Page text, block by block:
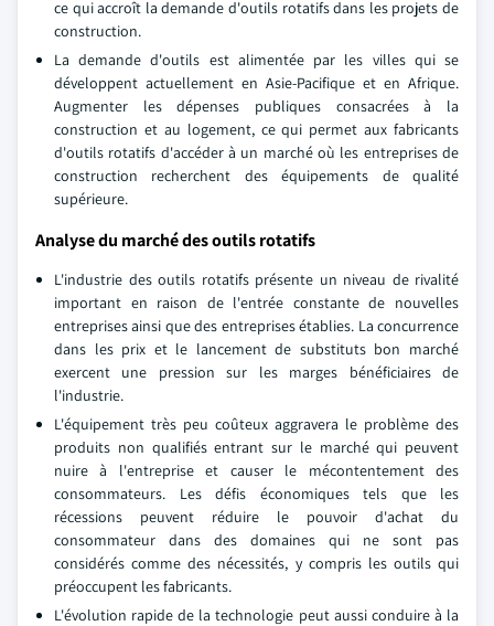
ce qui accroît la demande d'outils rotatifs dans les projets de
construction.
La demande d'outils est alimentée par les villes qui se
développent actuellement en Asie-Pacifique et en Afrique.
Augmenter les dépenses publiques consacrées à la
construction et au logement, ce qui permet aux fabricants
d'outils rotatifs d'accéder à un marché où les entreprises de
construction recherchent des équipements de qualité
supérieure.
Analyse du marché des outils rotatifs
L'industrie des outils rotatifs présente un niveau de rivalité
important en raison de l'entrée constante de nouvelles
entreprises ainsi que des entreprises établies. La concurrence
dans les prix et le lancement de substituts bon marché
exercent une pression sur les marges bénéficiaires de
l'industrie.
L'équipement très peu coûteux aggravera le problème des
produits non qualifiés entrant sur le marché qui peuvent
nuire à l'entreprise et causer le mécontentement des
consommateurs. Les défis économiques tels que les
récessions peuvent réduire le pouvoir d'achat du
consommateur dans des domaines qui ne sont pas
considérés comme des nécessités, y compris les outils qui
préoccupent les fabricants.
L'évolution rapide de la technologie peut aussi conduire à la